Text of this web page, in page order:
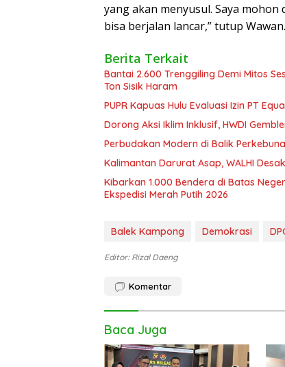
yang akan menyusul. Saya
bisa berjalan lancar,” tutup
Berita Terkait
Bantai 2.600 Trenggiling Demi Mitos
Ton Sisik Haram
PUPR Kapuas Hulu Evaluasi Izin PT
Dorong Aksi Iklim Inklusif, HWDI
Perbudakan Modern di Balik
Kalimantan Darurat Asap, WALHI
Kibarkan 1.000 Bendera di Batas
Ekspedisi Merah Putih 2026
Balek Kampong Demokrasi
Editor: Rizal Daeng
Komentar
Baca Juga